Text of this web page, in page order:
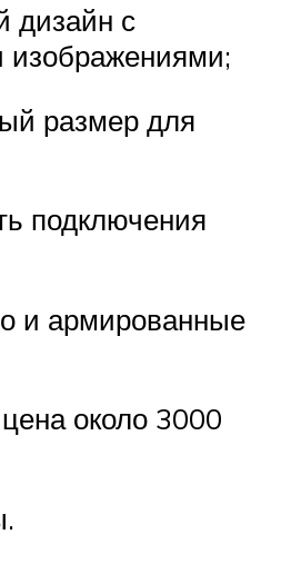
дизайн с
размер для
подключения
и армированные
около 3000